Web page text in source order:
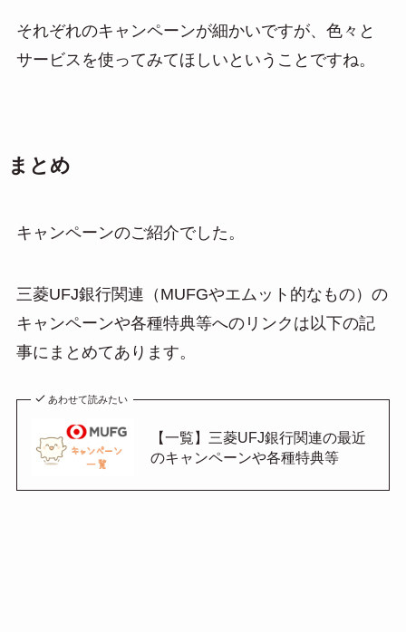
それぞれのキャンペーンが細かいですが、色々と
サービスを使ってみてほしいということですね。
まとめ
キャンペーンのご紹介でした。
三菱UFJ銀行関連（MUFGやエムット的なもの）の
キャンペーンや各種特典等へのリンクは以下の記
事にまとめてあります。
あわせて読みたい
【一覧】三菱UFJ銀行関連の最近
のキャンペーンや各種特典等